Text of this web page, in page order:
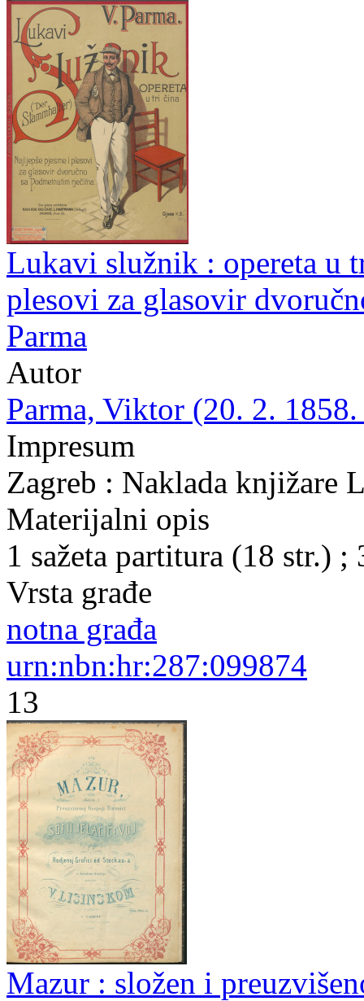
Lukavi služnik : opereta u
plesovi za glasovir
Parma
Autor
Parma, Viktor (20. 2.
Impresum
Zagreb : Naklada knjižare
Materijalni opis
1 sažeta partitura (18 str.) ;
Vrsta građe
notna građa
urn:nbn:hr:287:099874
13
Mazur : složen i